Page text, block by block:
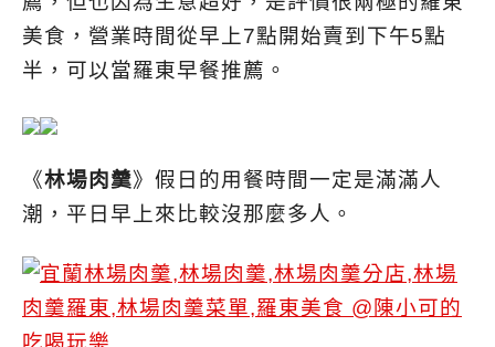
美食，營業時間從早上7點開始賣到下午5點
半，可以當羅東早餐推薦。
《林場肉羹》假日的用餐時間一定是滿滿人
潮，平日早上來比較沒那麼多人。